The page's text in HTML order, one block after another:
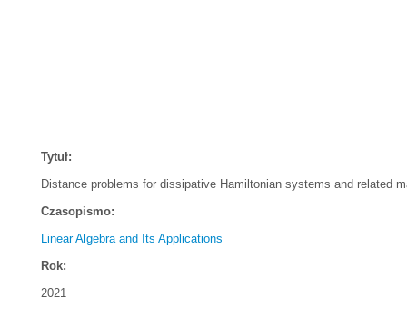
Tytuł:
Distance problems for dissipative Hamiltonian systems and related
Czasopismo:
Linear Algebra and Its Applications
Rok:
2021